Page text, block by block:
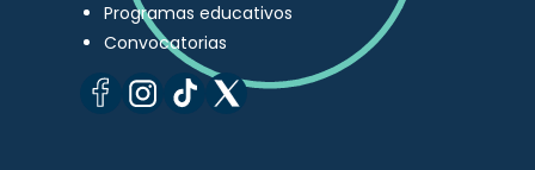
Programas educativos
Convocatorias